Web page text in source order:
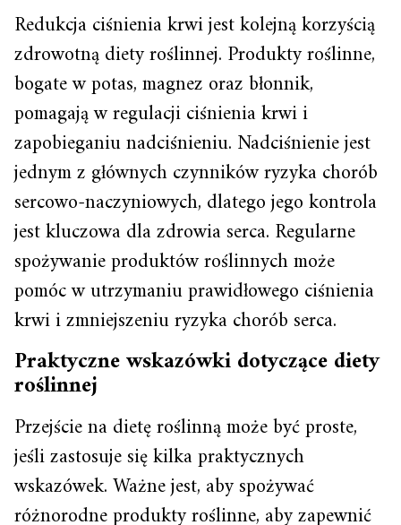
Redukcja ciśnienia krwi jest kolejną korzyścią
zdrowotną diety roślinnej. Produkty roślinne,
bogate w potas, magnez oraz błonnik,
pomagają w regulacji ciśnienia krwi i
zapobieganiu nadciśnieniu. Nadciśnienie jest
jednym z głównych czynników ryzyka chorób
sercowo-naczyniowych, dlatego jego kontrola
jest kluczowa dla zdrowia serca. Regularne
spożywanie produktów roślinnych może
pomóc w utrzymaniu prawidłowego ciśnienia
krwi i zmniejszeniu ryzyka chorób serca.
Praktyczne wskazówki dotyczące diety
roślinnej
Przejście na dietę roślinną może być proste,
jeśli zastosuje się kilka praktycznych
wskazówek. Ważne jest, aby spożywać
różnorodne produkty roślinne, aby zapewnić